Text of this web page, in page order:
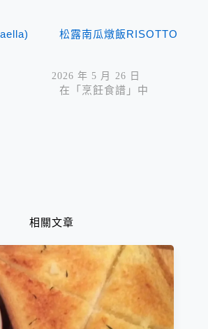
松露南瓜燉飯RISOTTO
2026 年 5 月 26 日
在「烹飪食譜」中
相關文章